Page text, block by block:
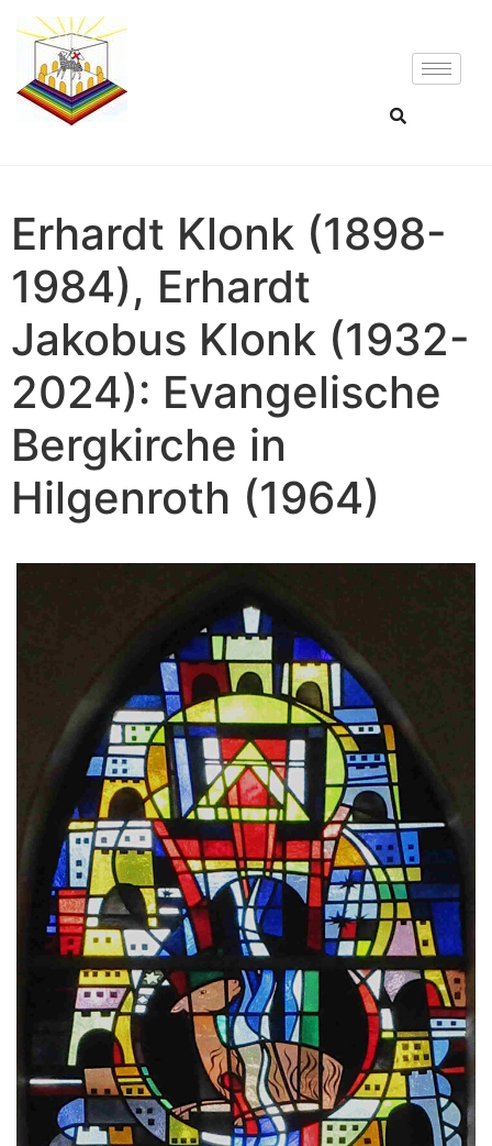
Erhardt Klonk (1898-
1984), Erhardt
Jakobus Klonk (1932-
2024): Evangelische
Bergkirche in
Hilgenroth (1964)